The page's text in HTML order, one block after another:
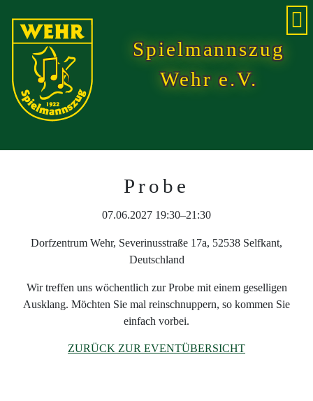
Spielmannszug
Wehr e.V.
Probe
07.06.2027 19:30–21:30
Dorfzentrum Wehr, Severinusstraße 17a, 52538 Selfkant,
Deutschland
Wir treffen uns wöchentlich zur Probe mit einem geselligen
Ausklang. Möchten Sie mal reinschnuppern, so kommen Sie
einfach vorbei.
ZURÜCK ZUR EVENTÜBERSICHT